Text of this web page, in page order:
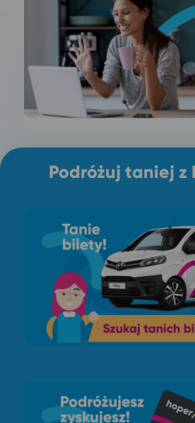
Podróżuj taniej z